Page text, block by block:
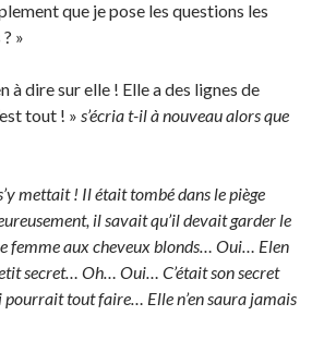
que je pose les questions les
»
à dire sur elle ! Elle a des lignes de
tout ! » s’écria t-il à nouveau alors que
mettait ! Il était tombé dans le piège
il savait qu’il devait garder le
femme aux cheveux blonds… Oui… Elen
secret… Oh… Oui… C’était son secret
tout faire… Elle n’en saura jamais